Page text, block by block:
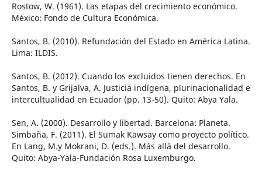
Rostow, W. (1961). Las etapas del crecimiento económico.
México: Fondo de Cultura Económica.
Santos, B. (2010). Refundación del Estado en América Latina.
Lima: ILDIS.
Santos, B. (2012). Cuando los excluidos tienen derechos. En
Santos, B. y Grijalva, A. Justicia indígena, plurinacionalidad e
intercultualidad en Ecuador (pp. 13-50). Quito: Abya Yala.
Sen, A. (2000). Desarrollo y libertad. Barcelona: Planeta.
Simbaña, F. (2011). El Sumak Kawsay como proyecto político.
En Lang, M.y Mokrani, D. (eds.). Más allá del desarrollo.
Quito: Abya-Yala-Fundación Rosa Luxemburgo.